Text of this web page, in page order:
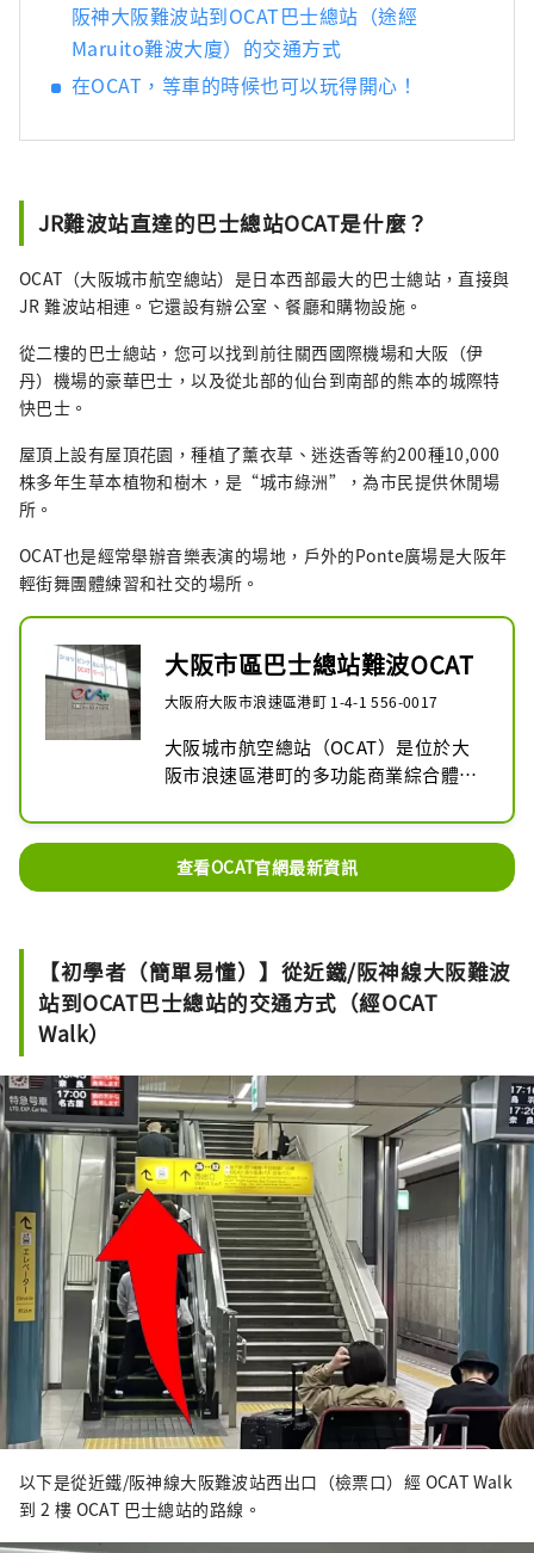
阪神大阪難波站到OCAT巴士總站（途經
Maruito難波大廈）的交通方式
在OCAT，等車的時候也可以玩得開心！
JR難波站直達的巴士總站OCAT是什麼？
OCAT（大阪城市航空總站）是日本西部最大的巴士總站，直接與
JR 難波站相連。它還設有辦公室、餐廳和購物設施。
從二樓的巴士總站，您可以找到前往關西國際機場和大阪（伊
丹）機場的豪華巴士，以及從北部的仙台到南部的熊本的城際特
快巴士。
屋頂上設有屋頂花園，種植了薰衣草、迷迭香等約200種10,000
株多年生草本植物和樹木，是“城市綠洲”，為市民提供休閒場
所。
OCAT也是經常舉辦音樂表演的場地，戶外的Ponte廣場是大阪年
輕街舞團體練習和社交的場所。
大阪市區巴士總站難波OCAT
大阪府大阪市浪速區港町 1-4-1 556-0017
大阪城市航空總站（OCAT）是位於大
阪市浪速區港町的多功能商業綜合體。
場巴士總站，並與JR難波站直通。六層
樓高的商業樓層還設有商店、餐廳和資
訊中心。 OCAT也是音樂表演的常客，
查看OCAT官網最新資訊
【初學者（簡單易懂）】從近鐵/阪神線大阪難波
站到OCAT巴士總站的交通方式（經OCAT
Walk）
以下是從近鐵/阪神線大阪難波站西出口（檢票口）經 OCAT Walk
到 2 樓 OCAT 巴士總站的路線。